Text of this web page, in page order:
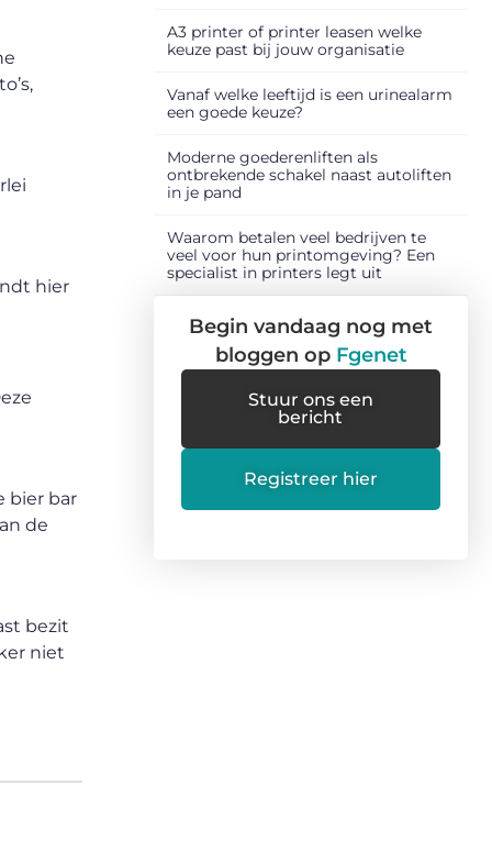
hier
bier bar
de
bezit
niet
A3 printer of printer leasen welke
keuze past bij jouw organisatie
Vanaf welke leeftijd is een urinealarm
een goede keuze?
Moderne goederenliften als
ontbrekende schakel naast autoliften
in je pand
Waarom betalen veel bedrijven te
veel voor hun printomgeving? Een
specialist in printers legt uit
Begin vandaag nog met
bloggen op Fgenet
Stuur ons een
bericht
Registreer hier